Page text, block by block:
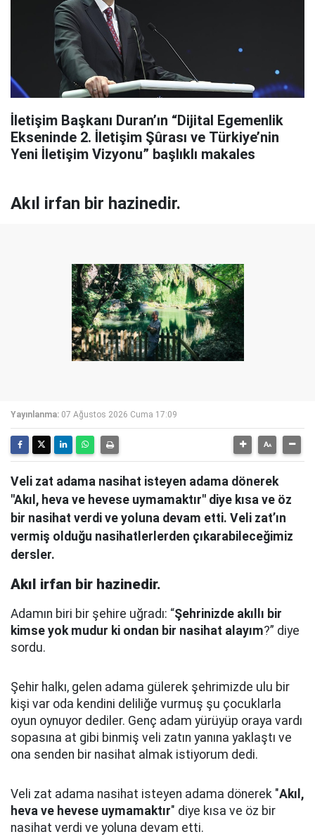
İletişim Başkanı Duran’ın “Dijital Egemenlik
Ekseninde 2. İletişim Şûrası ve Türkiye’nin
Yeni İletişim Vizyonu” başlıklı makales
Akıl irfan bir hazinedir.
Yayınlanma: 07 Ağustos 2026 Cuma 17:09
Veli zat adama nasihat isteyen adama dönerek
"Akıl, heva ve hevese uymamaktır" diye kısa ve öz
bir nasihat verdi ve yoluna devam etti. Veli zat’ın
vermiş olduğu nasihatlerlerden çıkarabileceğimiz
dersler.
Akıl irfan bir hazinedir.
Adamın biri bir şehire uğradı: “Şehrinizde akıllı bir
kimse yok mudur ki ondan bir nasihat alayım?” diye
sordu.
Şehir halkı, gelen adama gülerek şehrimizde ulu bir
kişi var oda kendini deliliğe vurmuş şu çocuklarla
oyun oynuyor dediler. Genç adam yürüyüp oraya vardı
sopasına at gibi binmiş veli zatın yanına yaklaştı ve
ona senden bir nasihat almak istiyorum dedi.
Veli zat adama nasihat isteyen adama dönerek "Akıl,
heva ve hevese uymamaktır" diye kısa ve öz bir
nasihat verdi ve yoluna devam etti.